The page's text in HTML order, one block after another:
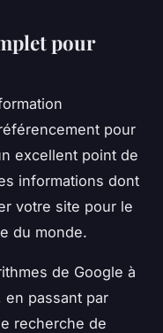
pour
pour
excellent point de
informations dont
votre site pour le
du monde.
de Google à
en passant par
recherche de